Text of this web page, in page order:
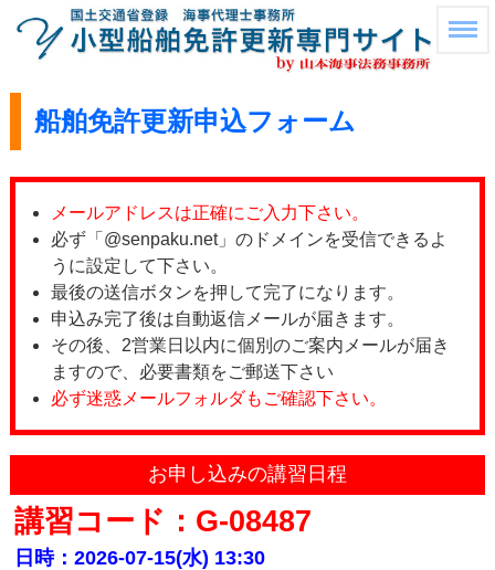
船舶免許更新申込フォーム
メールアドレスは正確にご入力下さい。
必ず「@senpaku.net」のドメインを受信できるよ
うに設定して下さい。
最後の送信ボタンを押して完了になります。
申込み完了後は自動返信メールが届きます。
その後、2営業日以内に個別のご案内メールが届き
ますので、必要書類をご郵送下さい
必ず迷惑メールフォルダもご確認下さい。
お申し込みの講習日程
講習コード：G-08487
日時：2026-07-15(水) 13:30